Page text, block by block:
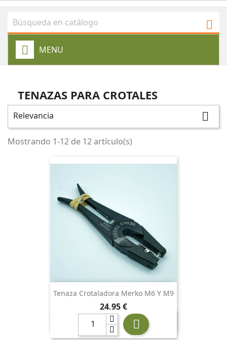

MENU
TENAZAS PARA CROTALES
Relevancia 
Mostrando 1-12 de 12 artículo(s)
Tenaza Crotaladora Merko M6 Y M9
Precio
24,95 €
